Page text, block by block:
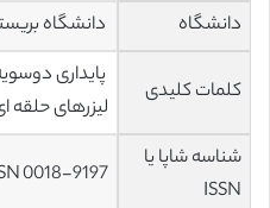
دانشگاه
دانشگاه
کلمات کلیدی
پایداری
لیزرهای حلقه
شناسه شاپا یا
ISSN
0018-9197